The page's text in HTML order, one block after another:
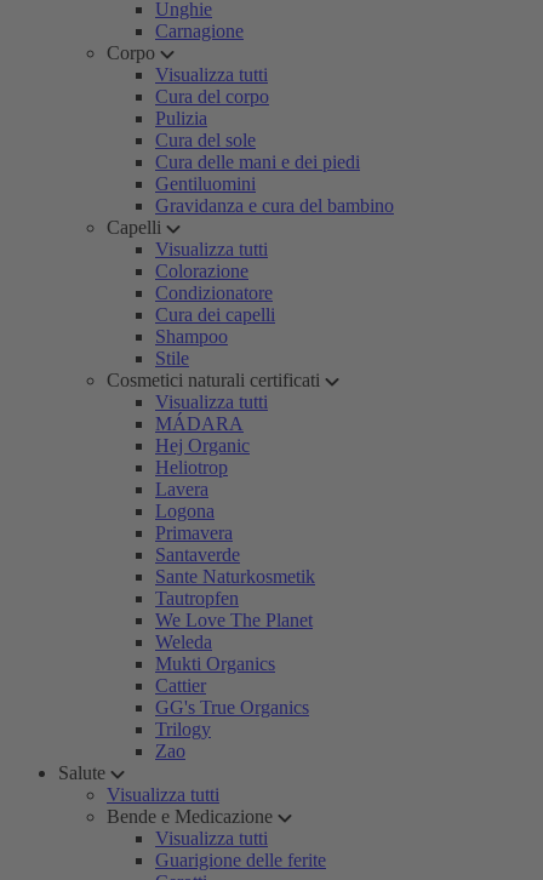
Unghie
Carnagione
Corpo
Visualizza tutti
Cura del corpo
Pulizia
Cura del sole
Cura delle mani e dei piedi
Gentiluomini
Gravidanza e cura del bambino
Capelli
Visualizza tutti
Colorazione
Condizionatore
Cura dei capelli
Shampoo
Stile
Cosmetici naturali certificati
Visualizza tutti
MÁDARA
Hej Organic
Heliotrop
Lavera
Logona
Primavera
Santaverde
Sante Naturkosmetik
Tautropfen
We Love The Planet
Weleda
Mukti Organics
Cattier
GG's True Organics
Trilogy
Zao
Salute
Visualizza tutti
Bende e Medicazione
Visualizza tutti
Guarigione delle ferite